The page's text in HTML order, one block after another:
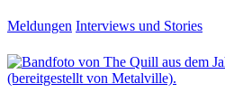
Meldungen Interviews und Stories